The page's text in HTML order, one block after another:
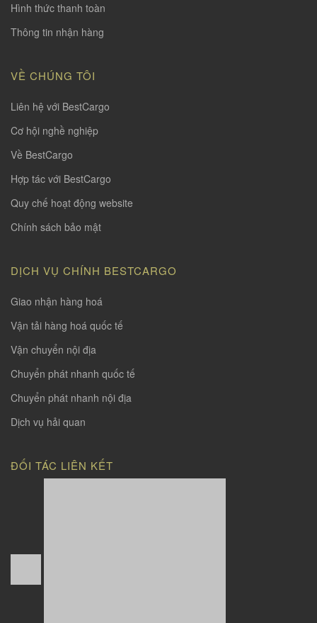
Hình thức thanh toàn
Thông tin nhận hàng
VỀ CHÚNG TÔI
Liên hệ với BestCargo
Cơ hội nghề nghiệp
Về BestCargo
Hợp tác với BestCargo
Quy chế hoạt động website
Chính sách bảo mật
DỊCH VỤ CHÍNH BESTCARGO
Giao nhận hàng hoá
Vận tải hàng hoá quốc tế
Vận chuyển nội địa
Chuyển phát nhanh quốc tế
Chuyển phát nhanh nội địa
Dịch vụ hải quan
ĐỐI TÁC LIÊN KẾT